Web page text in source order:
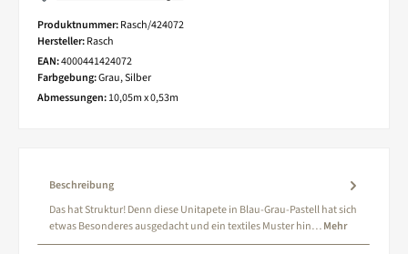
Produktnummer:Rasch/424072
Hersteller:Rasch
EAN:4000441424072
Farbgebung:Grau, Silber
Abmessungen:10,05m x 0,53m
Beschreibung
Das hat Struktur! Denn diese Unitapete in Blau-Grau-Pastell hat sich
etwas Besonderes ausgedacht und ein textiles Muster hin…Mehr